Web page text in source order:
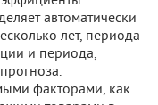
автоматически
лет, периода
и периода,
факторами, как